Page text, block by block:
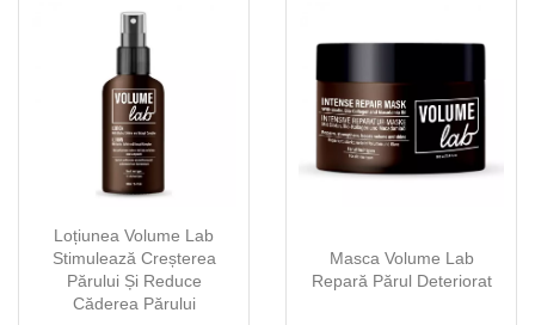
Loțiunea Volume Lab
Stimulează Creșterea
Părului Și Reduce
Căderea Părului
Masca Volume Lab
Repară Părul Deteriorat